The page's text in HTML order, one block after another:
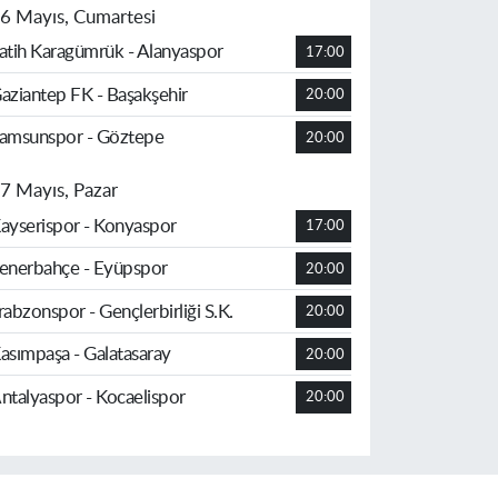
Mayıs, Cumartesi
Karagümrük - Alanyaspor
17:00
FK - Başakşehir 20:00
- Göztepe 20:00
Mayıs, Pazar
- Konyaspor
17:00
- Eyüpspor 20:00
- Gençlerbirliği S.K. 20:00
- Galatasaray 20:00
- Kocaelispor 20:00